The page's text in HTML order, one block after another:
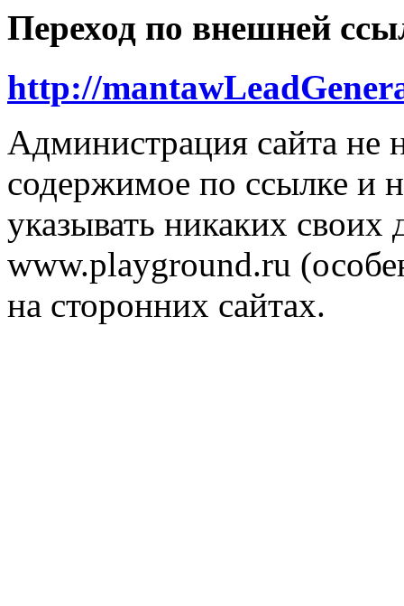
Переход по внешней
http://
Администрация сайта не
содержимое по ссылке и
указывать никаких
www.playground.ru
на сторонних сайтах.